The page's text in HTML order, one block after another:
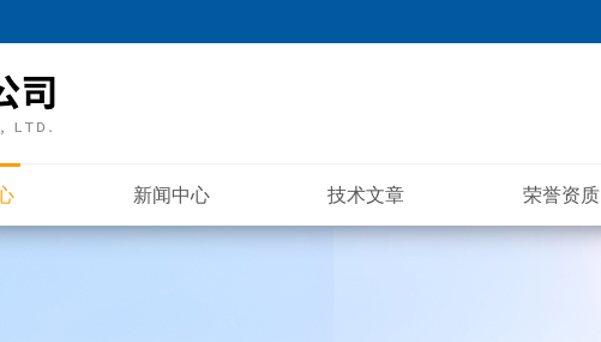
新闻中心 技术文章 荣誉资质